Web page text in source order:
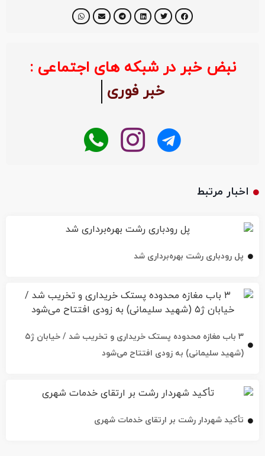
نبض خبر در شبکه های اجتماعی :
خبر فوری
اخبار مرتبط
پل رودباری رشت بهره‌برداری شد
۳ باب مغازه محدوده پستک خریداری و تخریب شد / خیابان ژ۵
(شهید سلیمانی) به زودی افتتاح می‌شود
تأکید شهردار رشت بر ارتقای خدمات شهری